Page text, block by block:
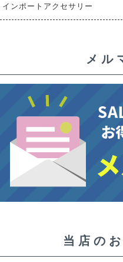
インポートアクセサリー
メル
当店の